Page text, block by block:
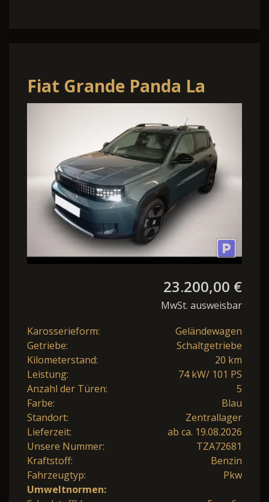
Fiat Grande Panda La
Prima ICE LED
Rückfahrkam. Freis
23.200,00 €
MwSt. ausweisbar
Karosserieform:
Geländewagen
Getriebe:
Schaltgetriebe
Kilometerstand:
20 km
Leistung:
74 kW/ 101 PS
Anzahl der Türen:
5
Farbe:
Blau
Standort:
Zentrallager
Lieferzeit:
ab ca. 19.08.2026
Unsere Nummer:
TZA72681
Kraftstoff:
Benzin
Fahrzeugtyp:
Pkw
Umweltnormen: